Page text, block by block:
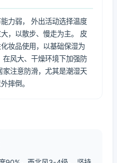
力弱， 外出活动选择温度
，以散步、慢走为主。 皮
妆品使用，以基础保湿为
风大、干燥环境下加强防
注意防滑，尤其是潮湿天
摔倒。